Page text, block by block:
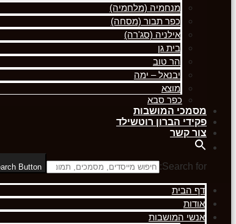
מנחמיה (מלחמיה)
כפר תבור (מסחה)
אילניה (סג'רה)
בית גן
הר טוב
יבנאל – ימה
מוצא
כפר סבא
מסמכי המושבות
פקידי הברון רוטשילד
צור קשר
Search for:
Button
דף הבית
אודות
אנשי המושבות